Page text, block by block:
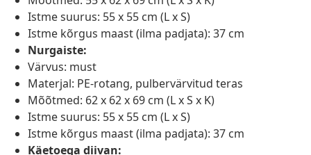
Istme suurus: 55 x 55 cm (L x S)
Istme kõrgus maast (ilma padjata): 37 cm
Nurgaiste:
Värvus: must
Materjal: PE-rotang, pulbervärvitud teras
Mõõtmed: 62 x 62 x 69 cm (L x S x K)
Istme suurus: 55 x 55 cm (L x S)
Istme kõrgus maast (ilma padjata): 37 cm
Käetoega diivan: